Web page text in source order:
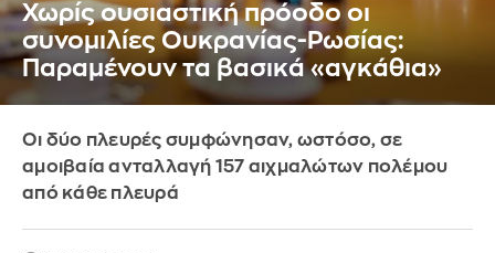
Χωρίς ουσιαστική πρόοδο οι
συνομιλίες Ουκρανίας-Ρωσίας:
Παραμένουν τα βασικά «αγκάθια»
Οι δύο πλευρές συμφώνησαν, ωστόσο, σε
αμοιβαία ανταλλαγή 157 αιχμαλώτων πολέμου
από κάθε πλευρά